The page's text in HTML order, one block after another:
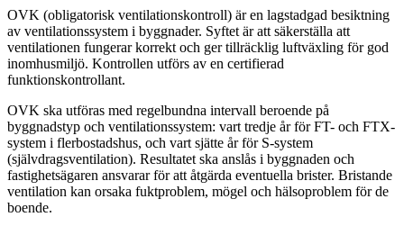
OVK (obligatorisk ventilationskontroll) är en lagstadgad besiktning
av ventilationssystem i byggnader. Syftet är att säkerställa att
ventilationen fungerar korrekt och ger tillräcklig luftväxling för god
inomhusmiljö. Kontrollen utförs av en certifierad
funktionskontrollant.
OVK ska utföras med regelbundna intervall beroende på
byggnadstyp och ventilationssystem: vart tredje år för FT- och FTX-
system i flerbostadshus, och vart sjätte år för S-system
(självdragsventilation). Resultatet ska anslås i byggnaden och
fastighetsägaren ansvarar för att åtgärda eventuella brister. Bristande
ventilation kan orsaka fuktproblem, mögel och hälsoproblem för de
boende.